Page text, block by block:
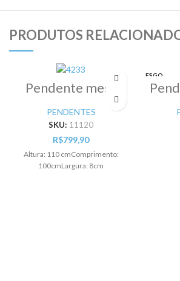
PRODUTOS
Pendente mesa
Led Aina 1X20W –
Pr
PENDENTES
SKU: 11120
R$799,90
Altura: 110 cmComprimento:
100cmLargura: 8cm
ESGO
TADO
1